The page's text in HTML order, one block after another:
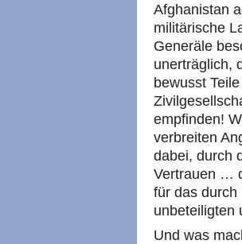
Afghanistan
militärische
Generäle
unerträglich,
bewusst
empfinden!
verbreiten
dabei, durch
Vertrauen …
für das durch
unbeteiligten
Und was